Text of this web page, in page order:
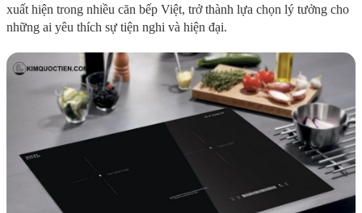
xuất hiện trong nhiều căn bếp Việt, trở thành lựa chọn lý tưởng cho
những ai yêu thích sự tiện nghi và hiện đại.